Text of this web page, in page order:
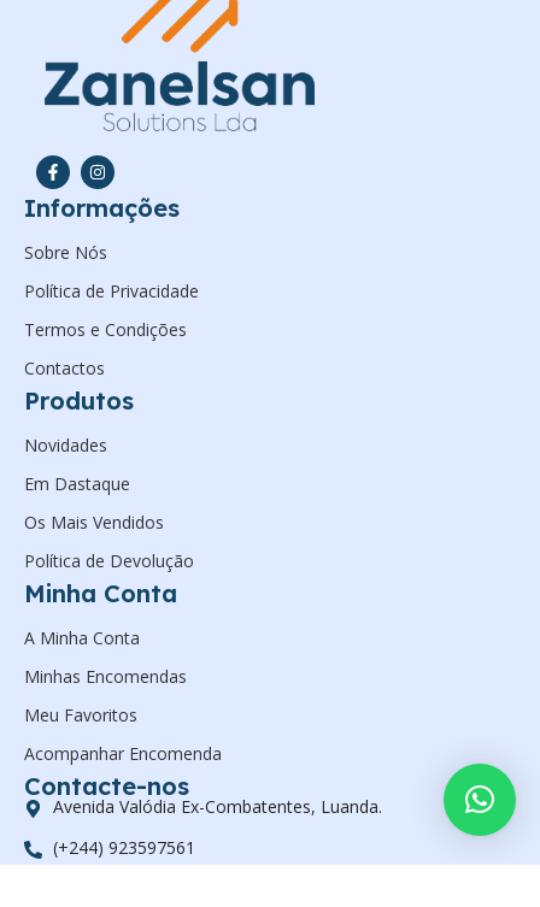
Informações
Sobre Nós
Política de Privacidade
Termos e Condições
Contactos
Produtos
Novidades
Em Dastaque
Os Mais Vendidos
Política de Devolução
Minha Conta
A Minha Conta
Minhas Encomendas
Meu Favoritos
Acompanhar Encomenda
Contacte-nos
Avenida Valódia Ex-Combatentes, Luanda.
(+244) 923597561